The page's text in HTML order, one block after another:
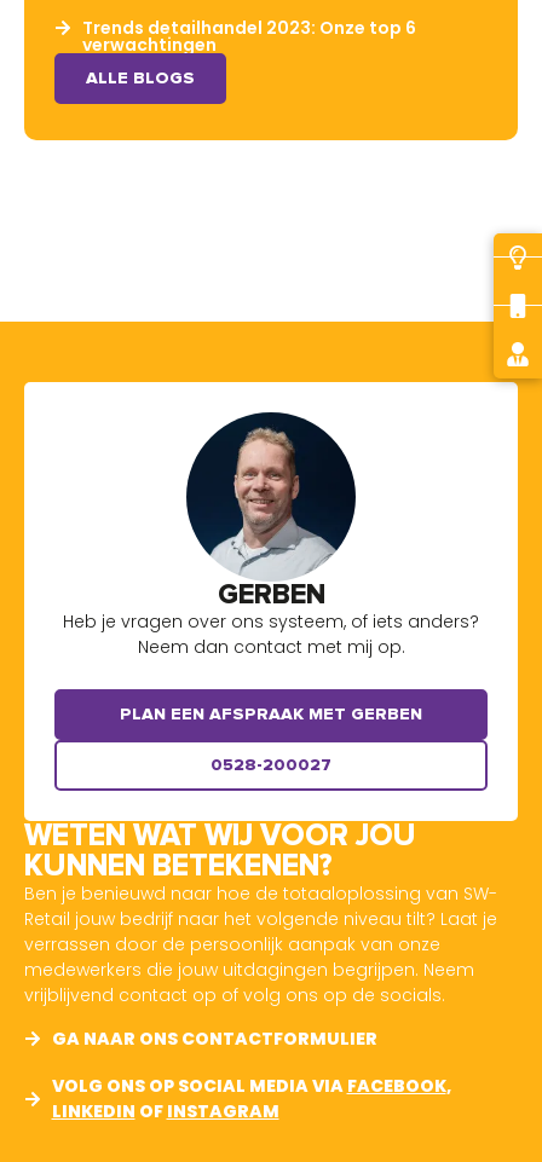
Trends detailhandel 2023: Onze top 6
verwachtingen
ALLE BLOGS
GERBEN
Heb je vragen over ons systeem, of iets anders?
Neem dan contact met mij op.
PLAN EEN AFSPRAAK MET GERBEN
0528-200027
WETEN WAT WIJ VOOR JOU
KUNNEN BETEKENEN?
Ben je benieuwd naar hoe de totaaloplossing van SW-
Retail jouw bedrijf naar het volgende niveau tilt? Laat je
verrassen door de persoonlijk aanpak van onze
medewerkers die jouw uitdagingen begrijpen. Neem
vrijblijvend contact op of volg ons op de socials.
GA NAAR ONS CONTACTFORMULIER
VOLG ONS OP SOCIAL MEDIA VIA FACEBOOK,
LINKEDIN OF INSTAGRAM